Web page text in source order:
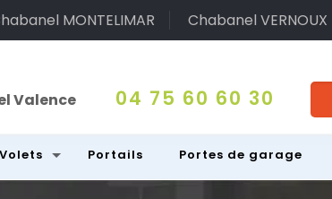
MONTELIMAR Chabanel VERNOUX
Volets Portails Portes de garage
Valence 04 75 60 60 30